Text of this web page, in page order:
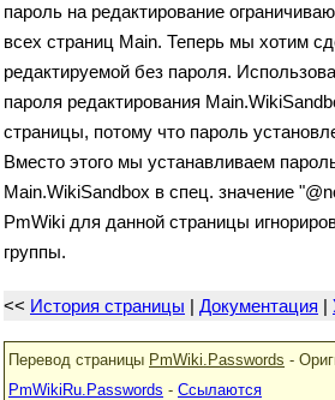
пароль на редактирование
всех страниц Main. Теперь мы хотим
редактируемой без пароля.
пароля редактирования
страницы, потому что пароль
Вместо этого мы устанавливаем
Main.WikiSandbox в спец. значение
PmWiki для данной страницы
группы.
<< История страницы | Документация |
Перевод страницы PmWiki.Passwords -
PmWikiRu.Passwords - Ссылаются